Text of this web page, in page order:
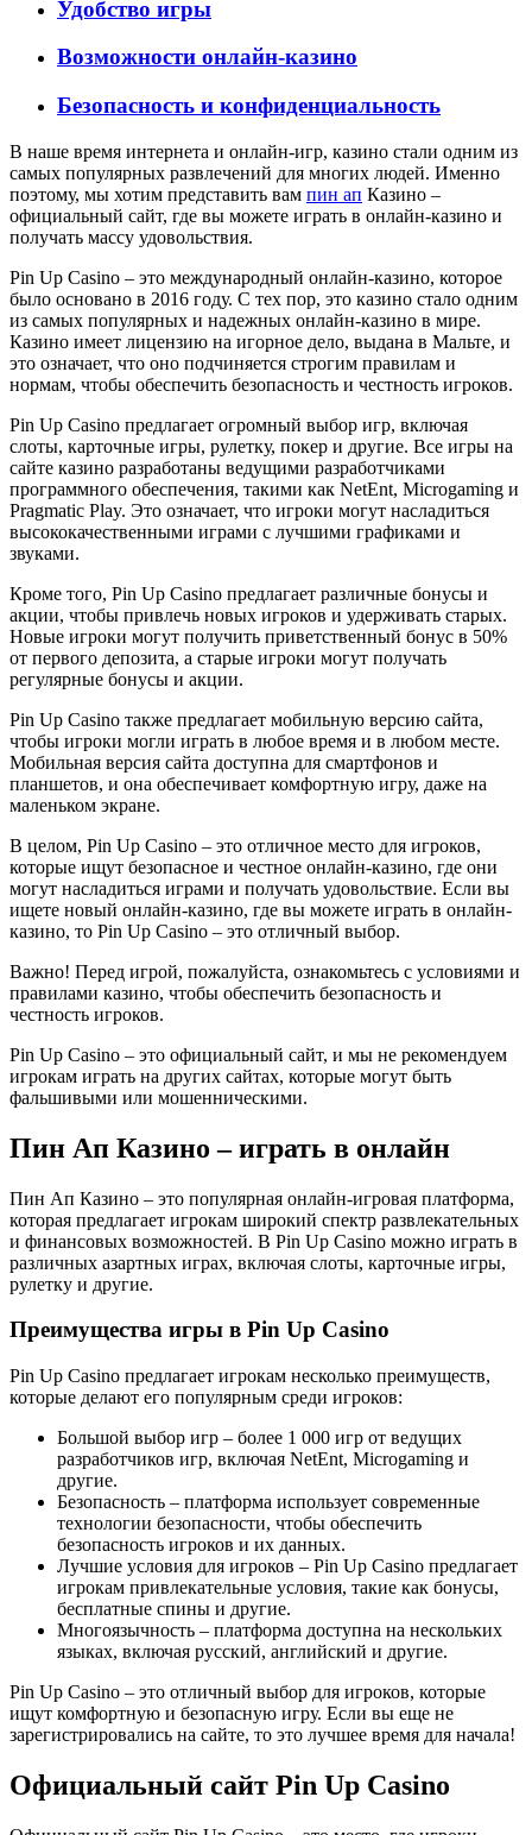
Удобство игры
Возможности онлайн-казино
Безопасность и конфиденциальность
В наше время интернета и онлайн-игр, казино стали одним из
самых популярных развлечений для многих людей. Именно
поэтому, мы хотим представить вам пин ап Казино –
официальный сайт, где вы можете играть в онлайн-казино и
получать массу удовольствия.
Pin Up Casino – это международный онлайн-казино, которое
было основано в 2016 году. С тех пор, это казино стало одним
из самых популярных и надежных онлайн-казино в мире.
Казино имеет лицензию на игорное дело, выдана в Мальте, и
это означает, что оно подчиняется строгим правилам и
нормам, чтобы обеспечить безопасность и честность игроков.
Pin Up Casino предлагает огромный выбор игр, включая
слоты, карточные игры, рулетку, покер и другие. Все игры на
сайте казино разработаны ведущими разработчиками
программного обеспечения, такими как NetEnt, Microgaming и
Pragmatic Play. Это означает, что игроки могут насладиться
высококачественными играми с лучшими графиками и
звуками.
Кроме того, Pin Up Casino предлагает различные бонусы и
акции, чтобы привлечь новых игроков и удерживать старых.
Новые игроки могут получить приветственный бонус в 50%
от первого депозита, а старые игроки могут получать
регулярные бонусы и акции.
Pin Up Casino также предлагает мобильную версию сайта,
чтобы игроки могли играть в любое время и в любом месте.
Мобильная версия сайта доступна для смартфонов и
планшетов, и она обеспечивает комфортную игру, даже на
маленьком экране.
В целом, Pin Up Casino – это отличное место для игроков,
которые ищут безопасное и честное онлайн-казино, где они
могут насладиться играми и получать удовольствие. Если вы
ищете новый онлайн-казино, где вы можете играть в онлайн-
казино, то Pin Up Casino – это отличный выбор.
Важно! Перед игрой, пожалуйста, ознакомьтесь с условиями и
правилами казино, чтобы обеспечить безопасность и
честность игроков.
Pin Up Casino – это официальный сайт, и мы не рекомендуем
игрокам играть на других сайтах, которые могут быть
фальшивыми или мошенническими.
Пин Ап Казино – играть в онлайн
Пин Ап Казино – это популярная онлайн-игровая платформа,
которая предлагает игрокам широкий спектр развлекательных
и финансовых возможностей. В Pin Up Casino можно играть в
различных азартных играх, включая слоты, карточные игры,
рулетку и другие.
Преимущества игры в Pin Up Casino
Pin Up Casino предлагает игрокам несколько преимуществ,
которые делают его популярным среди игроков:
Большой выбор игр – более 1 000 игр от ведущих
разработчиков игр, включая NetEnt, Microgaming и
другие.
Безопасность – платформа использует современные
технологии безопасности, чтобы обеспечить
безопасность игроков и их данных.
Лучшие условия для игроков – Pin Up Casino предлагает
игрокам привлекательные условия, такие как бонусы,
бесплатные спины и другие.
Многоязычность – платформа доступна на нескольких
языках, включая русский, английский и другие.
Pin Up Casino – это отличный выбор для игроков, которые
ищут комфортную и безопасную игру. Если вы еще не
зарегистрировались на сайте, то это лучшее время для начала!
Официальный сайт Pin Up Casino